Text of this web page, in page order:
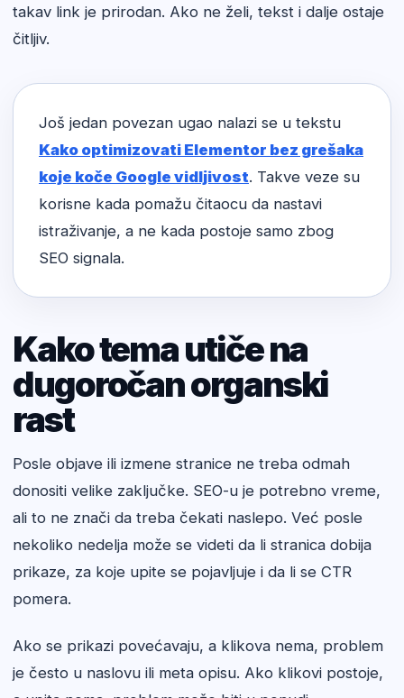
takav link je prirodan. Ako ne želi, tekst i dalje ostaje
čitljiv.
Još jedan povezan ugao nalazi se u tekstu
Kako optimizovati Elementor bez grešaka
koje koče Google vidljivost. Takve veze su
korisne kada pomažu čitaocu da nastavi
istraživanje, a ne kada postoje samo zbog
SEO signala.
Kako tema utiče na
dugoročan organski
rast
Posle objave ili izmene stranice ne treba odmah
donositi velike zaključke. SEO-u je potrebno vreme,
ali to ne znači da treba čekati naslepo. Već posle
nekoliko nedelja može se videti da li stranica dobija
prikaze, za koje upite se pojavljuje i da li se CTR
pomera.
Ako se prikazi povećavaju, a klikova nema, problem
je često u naslovu ili meta opisu. Ako klikovi postoje,